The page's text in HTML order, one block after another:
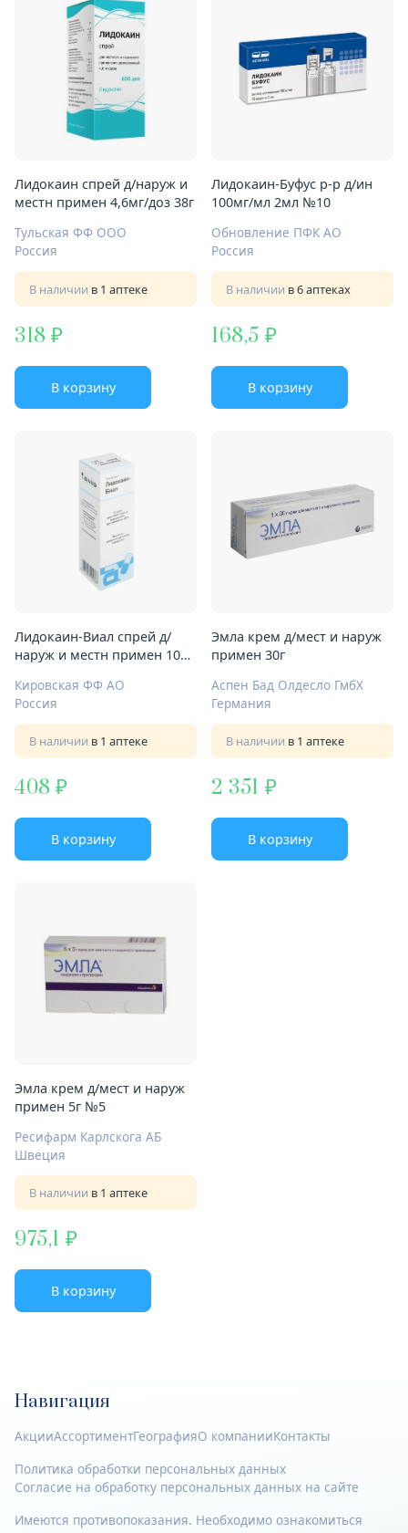
Лидокаин спрей д/наруж и
местн примен 4,6мг/доз 38г
Тульская ФФ ООО
Россия
В наличии в 1 аптеке
318
В корзину
Лидокаин-Буфус р-р д/ин
100мг/мл 2мл №10
Обновление ПФК АО
Россия
В наличии в 6 аптеках
168,5
В корзину
Лидокаин-Виал спрей д/
наруж и местн примен 10%
Кировская ФФ АО
Россия
В наличии в 1 аптеке
408
В корзину
Эмла крем д/мест и наруж
примен 30г
Аспен Бад Олдесло ГмбХ
Германия
В наличии в 1 аптеке
2 351
В корзину
Эмла крем д/мест и наруж
примен 5г №5
Ресифарм Карлскога АБ
Швеция
В наличии в 1 аптеке
975,1
В корзину
Навигация
АкцииАссортиментГеографияО компанииКонтакты
Политика обработки персональных данных
Согласие на обработку персональных данных на сайте
Имеются противопоказания. Необходимо ознакомиться